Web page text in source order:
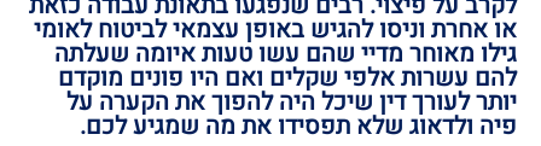
או אחרת וניסו להגיש באופן עצמאי לביטוח לאומי
גילו מאוחר מדיי שהם עשו טעות איומה שעלתה
להם עשרות אלפי שקלים ואם היו פונים מוקדם
יותר לעורך דין שיכל היה להפוך את הקערה על
פיה ולדאוג שלא תפסידו את מה שמגיע לכם.